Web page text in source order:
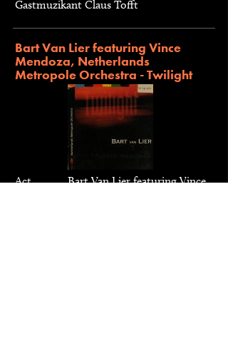
Gastmuzikant Claus Tofft
Bart Van Lier featuring Vince
Mendoza, Netherlands
Metropole Orchestra - Twilight
Act
Bart Van Lier featuring Vince